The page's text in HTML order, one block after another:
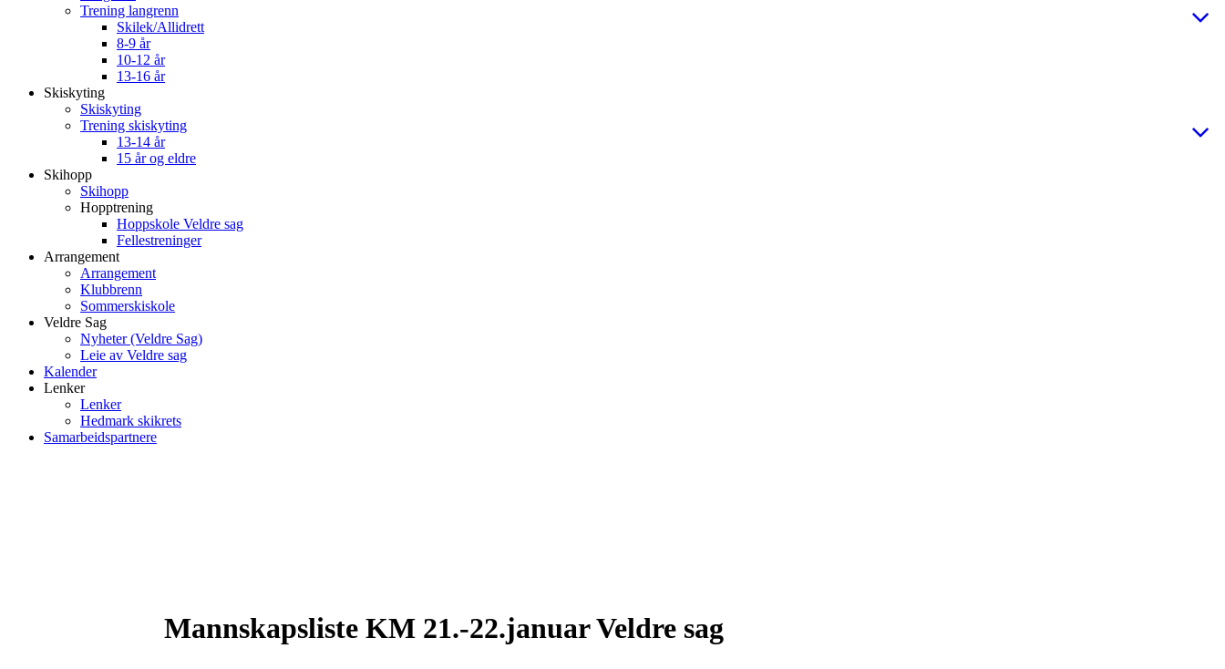
Trening langrenn
Skilek/Allidrett
8-9 år
10-12 år
13-16 år
Skiskyting
Skiskyting
Trening skiskyting
13-14 år
15 år og eldre
Skihopp
Skihopp
Hopptrening
Hoppskole Veldre sag
Fellestreninger
Arrangement
Arrangement
Klubbrenn
Sommerskiskole
Veldre Sag
Nyheter (Veldre Sag)
Leie av Veldre sag
Kalender
Lenker
Lenker
Hedmark skikrets
Samarbeidspartnere
Mannskapsliste KM 21.-22.januar Veldre sag